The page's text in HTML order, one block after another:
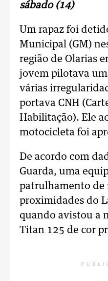
sábado (14)
Um rapaz foi
Municipal (GM)
região de Olarias
jovem pilotava
várias
portava CNH
Habilitação). Ele
motocicleta foi
De acordo com
Guarda, uma
patrulhamento de
proximidades do
quando avistou a
Titan 125 de cor